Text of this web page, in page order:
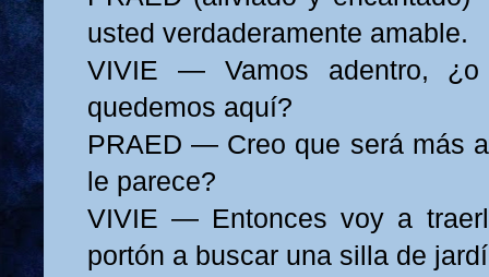
usted verdaderamente amable.
VIVIE — Vamos adentro,
quedemos aquí?
PRAED — Creo que será más
le parece?
VIVIE — Entonces voy a
portón a buscar una silla de